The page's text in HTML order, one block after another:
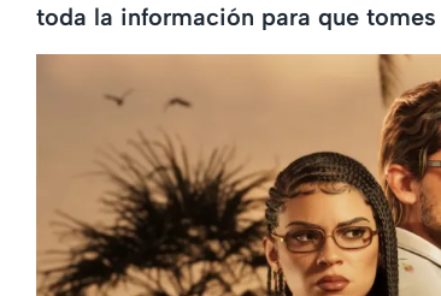
toda la información para que